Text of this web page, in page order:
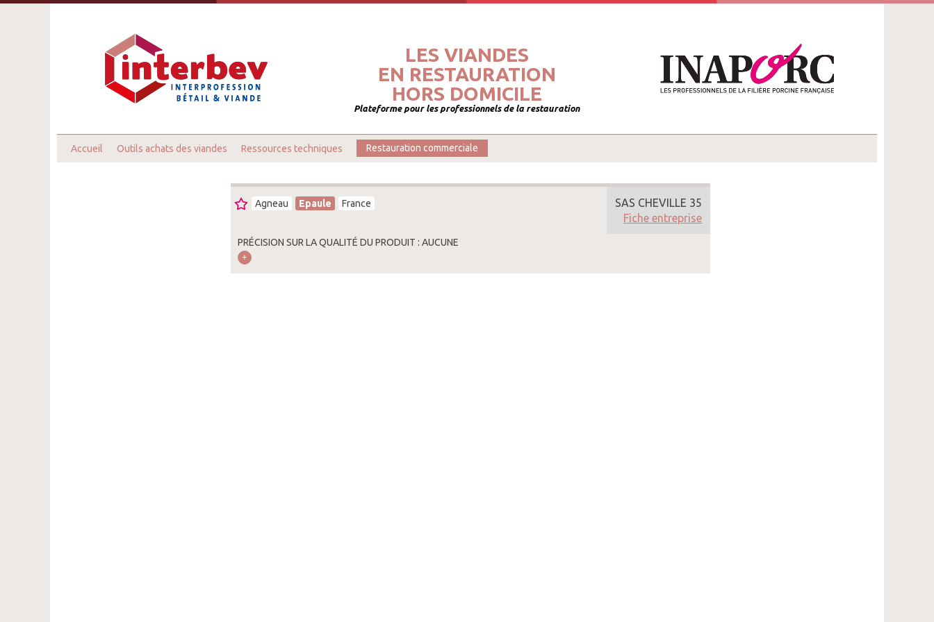
LES VIANDES
EN RESTAURATION
HORS DOMICILE
Plateforme pour les professionnels de la restauration
Accueil Outils achats des viandes Ressources techniques Restauration commerciale
Agneau Epaule France
PRÉCISION SUR LA QUALITÉ DU PRODUIT : AUCUNE
SAS CHEVILLE 35
Fiche entreprise